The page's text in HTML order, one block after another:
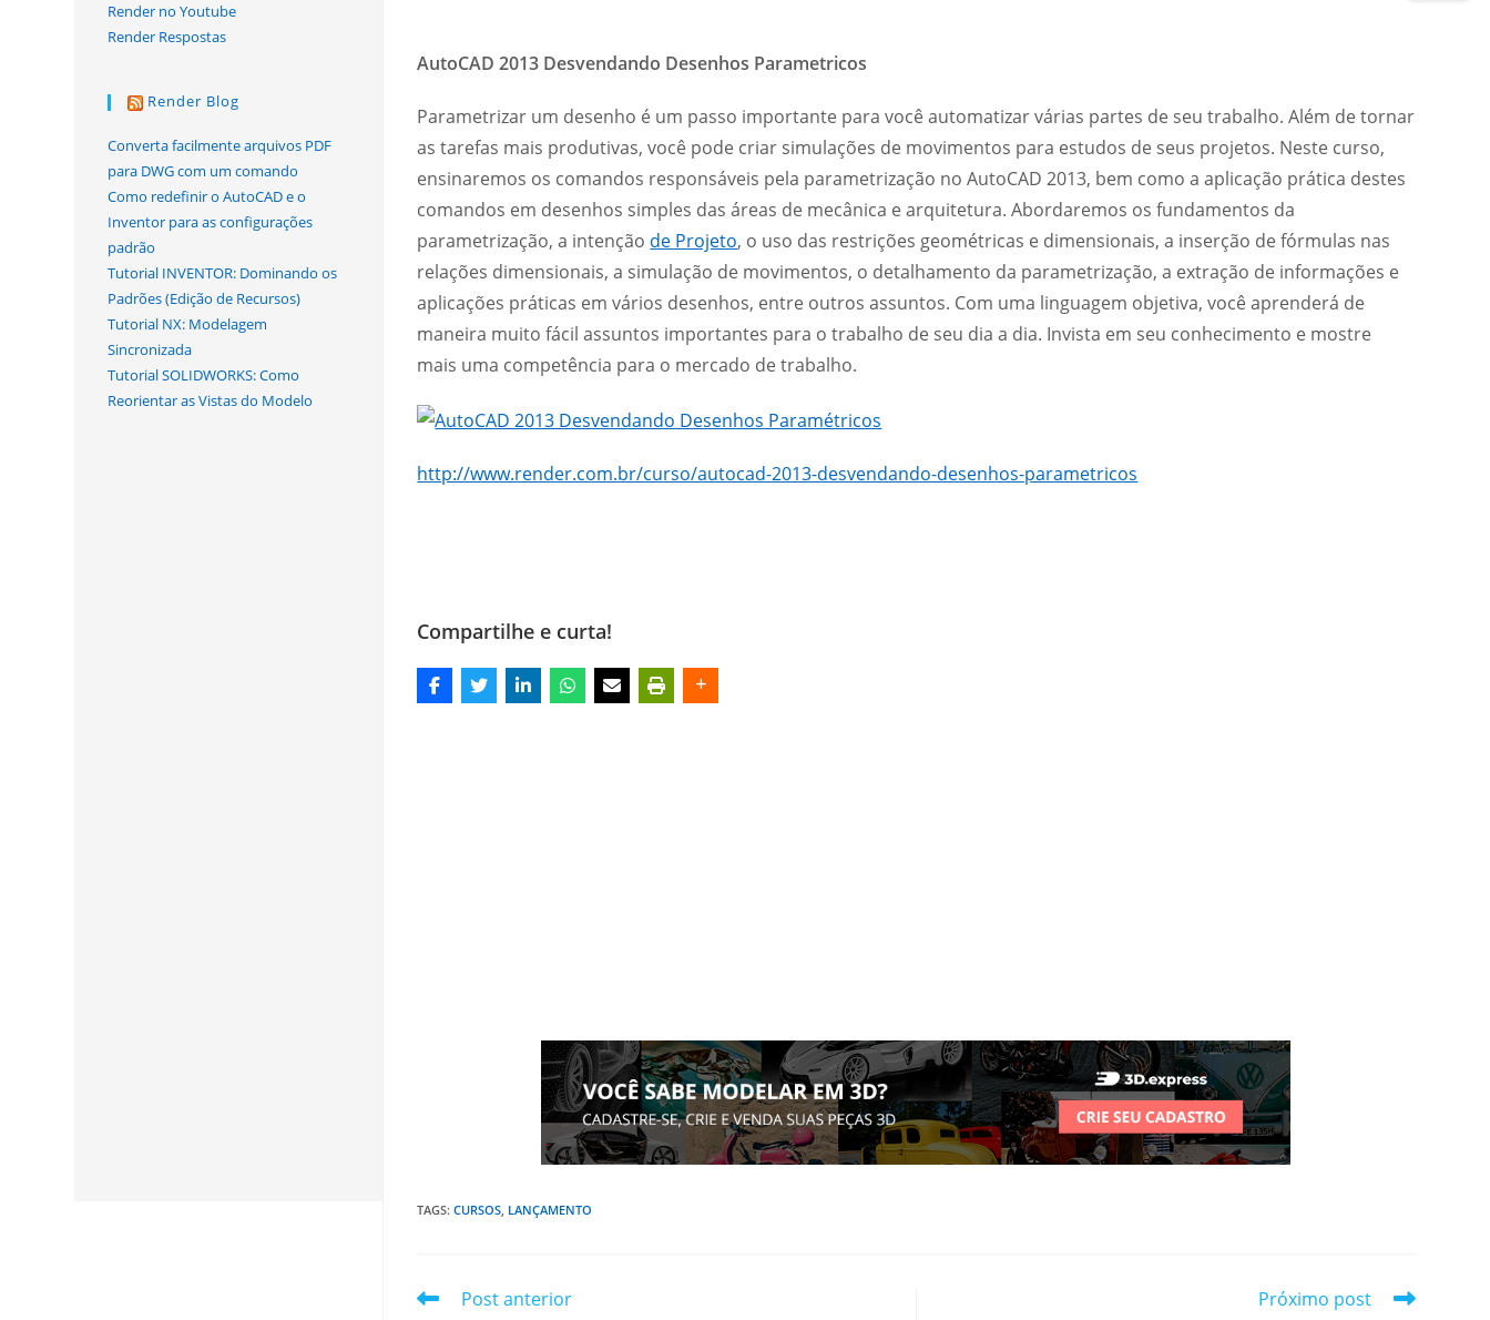
AutoCAD 2013 Desvendando Desenhos Parametricos
Parametrizar um desenho é um passo importante para você automatizar várias partes de seu trabalho. Além de tornar
as tarefas mais produtivas, você pode criar simulações de movimentos para estudos de seus projetos. Neste curso,
ensinaremos os comandos responsáveis pela parametrização no AutoCAD 2013, bem como a aplicação prática destes
comandos em desenhos simples das áreas de mecânica e arquitetura. Abordaremos os fundamentos da
parametrização, a intenção de Projeto, o uso das restrições geométricas e dimensionais, a inserção de fórmulas nas
relações dimensionais, a simulação de movimentos, o detalhamento da parametrização, a extração de informações e
aplicações práticas em vários desenhos, entre outros assuntos. Com uma linguagem objetiva, você aprenderá de
maneira muito fácil assuntos importantes para o trabalho de seu dia a dia. Invista em seu conhecimento e mostre
mais uma competência para o mercado de trabalho.
http://www.render.com.br/curso/autocad-2013-desvendando-desenhos-parametricos
Compartilhe e curta!
TAGS:CURSOS LANÇAMENTO
Leia
Post anterior
Próximo post
Render no Youtube
Render Respostas
Render Blog
Converta facilmente arquivos PDF
para DWG com um comando
Como redefinir o AutoCAD e o
Inventor para as configurações
padrão
Tutorial INVENTOR: Dominando os
Padrões (Edição de Recursos)
Tutorial NX: Modelagem
Sincronizada
Tutorial SOLIDWORKS: Como
Reorientar as Vistas do Modelo